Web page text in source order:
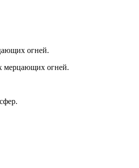
огней.
мерцающих огней.